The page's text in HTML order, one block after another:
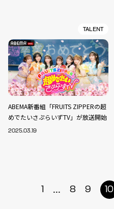
TALENT
ABEMA新番組「FRUITS ZIPPERの超
めでたいさぷらいずTV」が放送開始
2025.03.19
1 ... 8 9 10